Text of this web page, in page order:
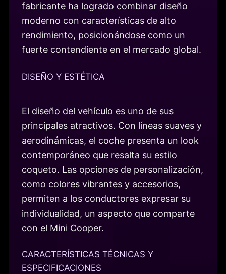
fabricante ha logrado combinar diseño
moderno con características de alto
rendimiento, posicionándose como un
fuerte contendiente en el mercado global.
DISEÑO Y ESTÉTICA
El diseño del vehículo es uno de sus
principales atractivos. Con líneas suaves y
aerodinámicas, el coche presenta un look
contemporáneo que resalta su estilo
coqueto. Las opciones de personalización,
como colores vibrantes y accesorios,
permiten a los conductores expresar su
individualidad, un aspecto que comparte
con el Mini Cooper.
CARACTERÍSTICAS TÉCNICAS Y
ESPECIFICACIONES